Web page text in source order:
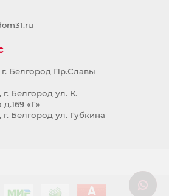
Белгород Пр.Славы
Белгород ул. К.
«Г»
Белгород ул. Губкина